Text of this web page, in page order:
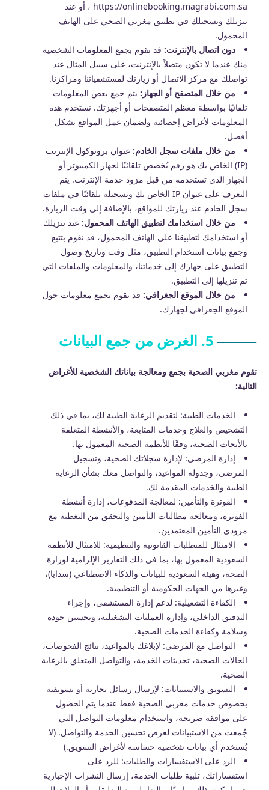
https://onlinebooking.magrabi.com.sa ، أو عند
تنزيلك وتسجيلك في تطبيق مغربي الصحي على الهاتف
المحمول.
دون اتصال بالإنترنت: قد نقوم بجمع المعلومات الشخصية
منك عندما لا تكون متصلاً بالإنترنت، على سبيل المثال عند
تواصلك مع مركز الاتصال أو زيارتك لمستشفياتنا ومراكزنا.
من خلال المتصفح أو الجهاز: يتم جمع بعض المعلومات
تلقائيًا بواسطة معظم المتصفحات أو أجهزتك. نستخدم هذه
المعلومات لأغراض إحصائية ولضمان عمل المواقع بشكل
أفضل.
من خلال ملفات سجل الخادم: عنوان بروتوكول الإنترنت
(IP) الخاص بك هو رقم يُخصص تلقائيًا لجهاز الكمبيوتر أو
الجهاز الذي تستخدمه من قبل مزود خدمة الإنترنت. يتم
التعرف على عنوان IP الخاص بك وتسجيله تلقائيًا في ملفات
سجل الخادم عند زيارتك للمواقع، بالإضافة إلى وقت الزيارة.
من خلال استخدامك لتطبيق الهاتف المحمول: عند تنزيلك
أو استخدامك لتطبيقنا على الهاتف المحمول، قد نقوم بتتبع
وجمع بيانات استخدام التطبيق، مثل وقت وتاريخ وصول
التطبيق على جهازك إلى خدماتنا، والمعلومات والملفات التي
تم تنزيلها إلى التطبيق.
من خلال الموقع الجغرافي: قد نقوم بجمع معلومات حول
الموقع الجغرافي لجهازك.
5. الغرض من جمع البيانات
تقوم مغربي الصحية بجمع ومعالجة بياناتك الشخصية للأغراض
التالية:
الخدمات الطبية: لتقديم الرعاية الطبية لك، بما في ذلك
التشخيص والعلاج وخدمات المتابعة، والأنشطة المتعلقة
بالأبحاث الصحية، وفقًا للأنظمة الصحية المعمول بها.
إدارة المرضى: لإدارة سجلاتك الصحية، وتسجيل
المرضى، وجدولة المواعيد، والتواصل معك بشأن الرعاية
الطبية والخدمات المقدمة لك.
الفوترة والتأمين: لمعالجة المدفوعات، إدارة أنشطة
الفوترة، ومعالجة مطالبات التأمين والتحقق من التغطية مع
مزودي التأمين المعتمدين.
الامتثال للمتطلبات القانونية والتنظيمية: للامتثال للأنظمة
السعودية المعمول بها، بما في ذلك التقارير الإلزامية لوزارة
الصحة، وهيئة السعودية للبيانات والذكاء الاصطناعي (سدايا)،
وغيرها من الجهات الحكومية أو التنظيمية.
الكفاءة التشغيلية: لدعم إدارة المستشفى، وإجراء
التدقيق الداخلي، وإدارة العمليات التشغيلية، وتحسين جودة
وسلامة وكفاءة الخدمات الصحية.
التواصل مع المرضى: لإبلاغك بالمواعيد، نتائج الفحوصات،
الحالات الصحية، تحديثات الخدمة، والتواصل المتعلق بالرعاية
الصحية.
التسويق والاستبيانات: لإرسال رسائل تجارية أو تسويقية
بخصوص خدمات مغربي الصحية فقط عندما يتم الحصول
على موافقة صريحة، واستخدام معلومات التواصل التي
جُمعت من الاستبيانات لغرض تحسين الخدمة والتواصل. (لا
يُستخدم أي بيانات شخصية حساسة لأغراض التسويق.)
الرد على الاستفسارات والطلبات: للرد على
استفساراتك، تلبية طلبات الخدمة، إرسال النشرات الإخبارية